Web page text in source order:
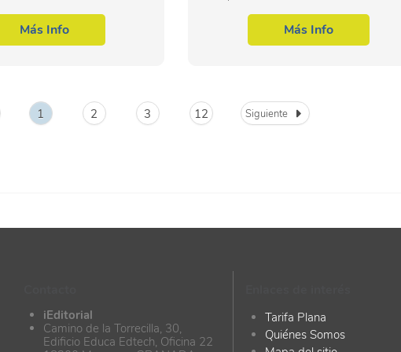
de sistemas y telemática. Por
Más Info
profesional de sistemas y telemática. Por
Más Info
1 2 3 12 Siguiente
iEditorial
Camino de la Torrecilla, 30,
Edificio Educa Edtech, Oficina 22
Tarifa Plana
Quiénes Somos